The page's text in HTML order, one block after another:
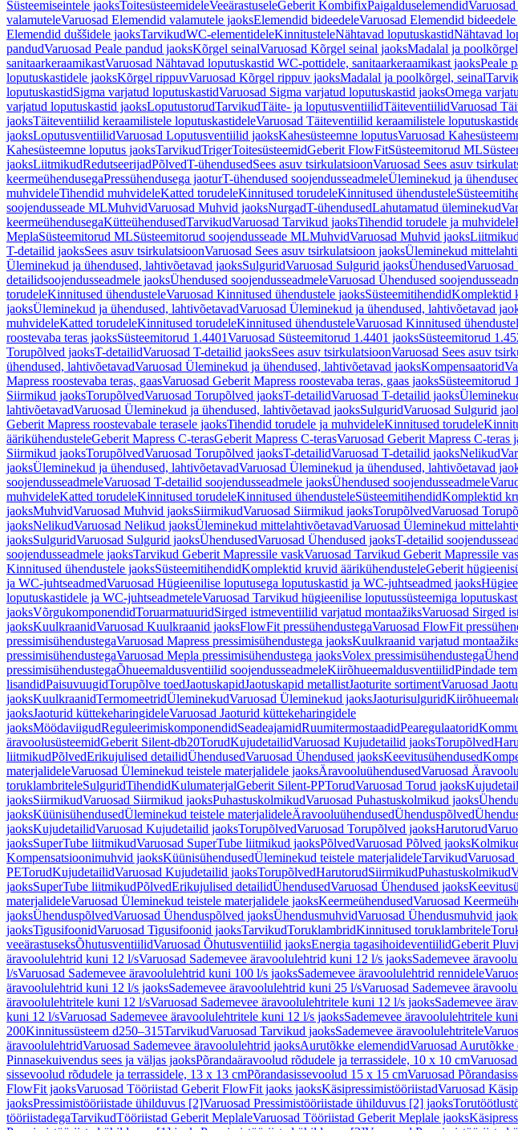
Süsteemiseintele jaoksToitesüsteemideleVeeärastuseleGeberit KombifixPaigalduselemendid
valamuteleVaruosad Elemendid valamutele jaoksElemendid bideedeleVaruosad Elemendid
Elemendid duššidele jaoksTarvikudWC-elementideleKinnitusteleNähtavad loputuskastidNähtavad
pandudVaruosad Peale pandud jaoksKõrgel seinalVaruosad Kõrgel seinal jaoksMadalal ja
sanitaarkeraamikastVaruosad Nähtavad loputuskastid WC-pottidele, sanitaarkeraamikast jaoksPeale
loputuskastidele jaoksKõrgel rippuvVaruosad Kõrgel rippuv jaoksMadalal ja poolkõrgel, seinal
loputuskastidSigma varjatud loputuskastidVaruosad Sigma varjatud loputuskastid jaoksOmega
varjatud loputuskastid jaoksLoputustorudTarvikudTäite- ja loputusventiilidTäiteventiilidVaruosad
jaoksTäiteventiilid keraamilistele loputuskastideleVaruosad Täiteventiilid keraamilistele
jaoksLoputusventiilidVaruosad Loputusventiilid jaoksKahesüsteemne loputusVaruosad
Kahesüsteemne loputus jaoksTarvikudTrigerToitesüsteemidGeberit FlowFitSüsteemitorud ML
jaoksLiitmikudRedutseerijadPõlvedT-ühendusedSees asuv tsirkulatsioonVaruosad Sees asuv
keermeühendusegaPressühendusega jaoturT-ühendused soojendusseadmeleÜleminekud ja
muhvideleTihendid muhvideleKatted torudeleKinnitused torudeleKinnitused ühendustele
soojendusseade MLMuhvidVaruosad Muhvid jaoksNurgadT-ühendusedLahutamatud üleminekud
keermeühendusegaKütteühendusedTarvikudVaruosad Tarvikud jaoksTihendid torudele ja muhvidele
MeplaSüsteemitorud MLSüsteemitorud soojendusseade MLMuhvidVaruosad Muhvid jaoksLiitmikud
T-detailid jaoksSees asuv tsirkulatsioonVaruosad Sees asuv tsirkulatsioon jaoksÜleminekud
Üleminekud ja ühendused, lahtivõetavad jaoksSulguridVaruosad Sulgurid jaoksÜhendusedVaruosad
detailidsoojendusseadmele jaoksÜhendused soojendusseadmeleVaruosad Ühendused
torudeleKinnitused ühendusteleVaruosad Kinnitused ühendustele jaoksSüsteemitihendidKomplektid
jaoksÜleminekud ja ühendused, lahtivõetavadVaruosad Üleminekud ja ühendused, lahtivõetavad
muhvideleKatted torudeleKinnitused torudeleKinnitused ühendusteleVaruosad Kinnitused
roostevaba teras jaoksSüsteemitorud 1.4401Varuosad Süsteemitorud 1.4401 jaoksSüsteemitorud
Torupõlved jaoksT-detailidVaruosad T-detailid jaoksSees asuv tsirkulatsioonVaruosad Sees asuv
ühendused, lahtivõetavadVaruosad Üleminekud ja ühendused, lahtivõetavad jaoksKompensaatorid
Mapress roostevaba teras, gaasVaruosad Geberit Mapress roostevaba teras, gaas jaoksSüsteemitorud
Siirmikud jaoksTorupõlvedVaruosad Torupõlved jaoksT-detailidVaruosad T-detailid jaoks
lahtivõetavadVaruosad Üleminekud ja ühendused, lahtivõetavad jaoksSulguridVaruosad Sulgurid
Geberit Mapress roostevabale terasele jaoksTihendid torudele ja muhvideleKinnitused torudele
äärikühendusteleGeberit Mapress C-terasGeberit Mapress C-terasVaruosad Geberit Mapress C-teras
Siirmikud jaoksTorupõlvedVaruosad Torupõlved jaoksT-detailidVaruosad T-detailid jaoksNelikud
jaoksÜleminekud ja ühendused, lahtivõetavadVaruosad Üleminekud ja ühendused, lahtivõetavad
soojendusseadmeleVaruosad T-detailid soojendusseadmele jaoksÜhendused soojendusseadmele
muhvideleKatted torudeleKinnitused torudeleKinnitused ühendusteleSüsteemitihendidKomplektid
jaoksMuhvidVaruosad Muhvid jaoksSiirmikudVaruosad Siirmikud jaoksTorupõlvedVaruosad
jaoksNelikudVaruosad Nelikud jaoksÜleminekud mittelahtivõetavadVaruosad Üleminekud
jaoksSulguridVaruosad Sulgurid jaoksÜhendusedVaruosad Ühendused jaoksT-detailid
soojendusseadmele jaoksTarvikud Geberit Mapressile vaskVaruosad Tarvikud Geberit Mapressile
Kinnitused ühendustele jaoksSüsteemitihendidKomplektid kruvid äärikühendusteleGeberit
ja WC-juhtseadmedVaruosad Hügieenilise loputusega loputuskastid ja WC-juhtseadmed jaoks
loputuskastidele ja WC-juhtseadmeteleVaruosad Tarvikud hügieenilise loputussüsteemiga
jaoksVõrgukomponendidToruarmatuuridSirged istmeventiilid varjatud montaažiksVaruosad Sirged
jaoksKuulkraanidVaruosad Kuulkraanid jaoksFlowFit pressühendustegaVaruosad FlowFit
pressimisühendustegaVaruosad Mapress pressimisühendustega jaoksKuulkraanid varjatud
pressimisühendustegaVaruosad Mepla pressimisühendustega jaoksVolex pressimisühendustega
pressimisühendustegaÕhueemaldusventiilid soojendusseadmeleKiirõhueemaldusventiilidPindade
lisandidPaisuvuugidTorupõlve toedJaotuskapidJaotuskapid metallistJaoturite sortimentVaruosad
jaoksKuulkraanidTermomeetridÜleminekudVaruosad Üleminekud jaoksJaoturisulgurid
jaoksJaoturid küttekeharingideleVaruosad Jaoturid küttekeharingidele
jaoksMöödaviigudReguleerimiskomponendidSeadeajamidRuumitermostaadidPearegulaatorid
äravoolusüsteemidGeberit Silent-db20TorudKujudetailidVaruosad Kujudetailid jaoksTorupõlved
liitmikudPõlvedErikujulised detailidÜhendusedVaruosad Ühendused jaoksKeevitusühendused
materjalideleVaruosad Üleminekud teistele materjalidele jaoksÄravooluühendusedVaruosad
toruklambriteleSulguridTihendidKulumaterjalGeberit Silent-PPTorudVaruosad Torud jaoks
jaoksSiirmikudVaruosad Siirmikud jaoksPuhastuskolmikudVaruosad Puhastuskolmikud jaoks
jaoksKüünisühendusedÜleminekud teistele materjalideleÄravooluühendusedÜhenduspõlved
jaoksKujudetailidVaruosad Kujudetailid jaoksTorupõlvedVaruosad Torupõlved jaoksHarutorud
jaoksSuperTube liitmikudVaruosad SuperTube liitmikud jaoksPõlvedVaruosad Põlved jaoks
Kompensatsioonimuhvid jaoksKüünisühendusedÜleminekud teistele materjalideleTarvikud
PETorudKujudetailidVaruosad Kujudetailid jaoksTorupõlvedHarutorudSiirmikudPuhastuskolmikud
jaoksSuperTube liitmikudPõlvedErikujulised detailidÜhendusedVaruosad Ühendused jaoks
materjalideleVaruosad Üleminekud teistele materjalidele jaoksKeermeühendusedVaruosad
jaoksÜhenduspõlvedVaruosad Ühenduspõlved jaoksÜhendusmuhvidVaruosad Ühendusmuhvid
jaoksTigusifoonidVaruosad Tigusifoonid jaoksTarvikudToruklambridKinnitused toruklambritele
veeärastuseksÕhutusventiilidVaruosad Õhutusventiilid jaoksEnergia tagasihoideventiilidGeberit
äravoolulehtrid kuni 12 l/sVaruosad Sademevee äravoolulehtrid kuni 12 l/s jaoksSademevee
l/sVaruosad Sademevee äravoolulehtrid kuni 100 l/s jaoksSademevee äravoolulehtrid rennidele
äravoolulehtrid kuni 12 l/s jaoksSademevee äravoolulehtrid kuni 25 l/sVaruosad Sademevee
äravoolulehtritele kuni 12 l/sVaruosad Sademevee äravoolulehtritele kuni 12 l/s jaoksSademevee
kuni 12 l/sVaruosad Sademevee äravoolulehtritele kuni 12 l/s jaoksSademevee äravoolulehtritele
200Kinnitussüsteem d250–315TarvikudVaruosad Tarvikud jaoksSademevee äravoolulehtritele
äravoolulehtridVaruosad Sademevee äravoolulehtrid jaoksAurutõkke elemendidVaruosad Aurutõkke
Pinnasekuivendus sees ja väljas jaoksPõrandaäravoolud rõdudele ja terrassidele, 10 x 10 cm
sissevoolud rõdudele ja terrassidele, 13 x 13 cmPõrandasissevoolud 15 x 15 cmVaruosad
FlowFit jaoksVaruosad Tööriistad Geberit FlowFit jaoks jaoksKäsipressimistööriistadVaruosad
jaoksPressimistööriistade ühilduvus [2]Varuosad Pressimistööriistade ühilduvus [2] jaoks
tööriistadegaTarvikudTööriistad Geberit MeplaleVaruosad Tööriistad Geberit Meplale jaoks